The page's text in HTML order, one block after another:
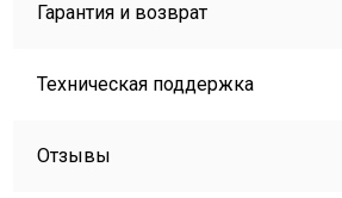
Гарантия и возврат
Техническая поддержка
Отзывы